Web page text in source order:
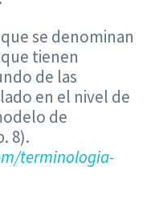
se denominan
tienen
de las
en el nivel de
de
8).
terminologia-